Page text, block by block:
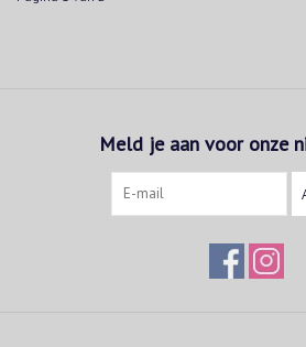
Meld je aan voor onze